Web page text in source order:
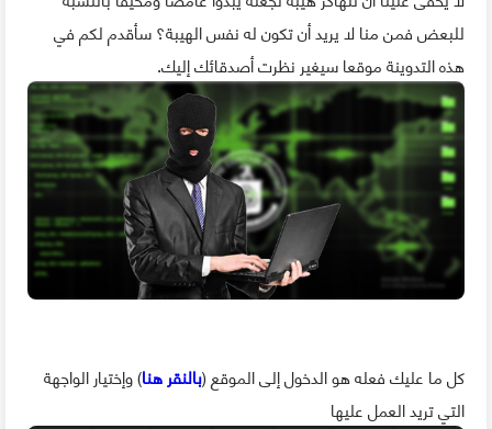
للبعض فمن منا لا يريد أن تكون له نفس الهيبة؟ سأقدم لكم في
هذه التدوينة موقعا سيغير نظرت أصدقائك إليك.
كل ما عليك فعله هو الدخول إلى الموقع (بالنقر هنا) وإختيار الواجهة
التي تريد العمل عليها